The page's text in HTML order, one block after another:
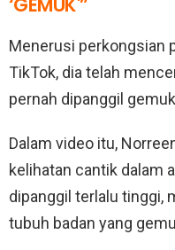
Menerusi perkongsian
TikTok, dia telah
pernah dipanggil
Dalam video itu,
kelihatan cantik dalam
dipanggil terlalu tinggi,
tubuh badan yang